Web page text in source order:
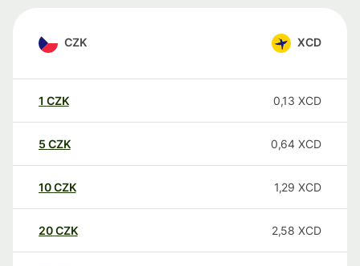
CZK XCD
1 CZK 0,13 XCD
5 CZK 0,64 XCD
10CZK 1,29 XCD
20CZK 2,58 XCD